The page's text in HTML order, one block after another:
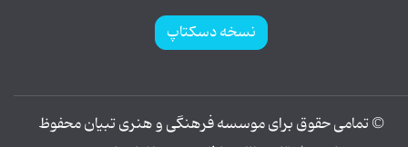
نسخه دسکتاپ
© تمامی حقوق برای موسسه فرهنگی و هنری تبیان محفوظ